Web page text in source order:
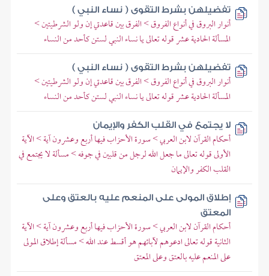
تفضيلهن بشرط التقوى ( نساء النبي )
أنوار البروق في أنواع الفروق > الفرق بين قاعدتي إن ولو الشرطيتين >
المسألة الحادية عشر قوله تعالى يا نساء النبي لستن كأحد من النساء
تفضيلهن بشرط التقوى ( نساء النبي )
أنوار البروق في أنواع الفروق > الفرق بين قاعدتي إن ولو الشرطيتين >
المسألة الحادية عشر قوله تعالى يا نساء النبي لستن كأحد من النساء
لا يجتمع في القلب الكفر والإيمان
أحكام القرآن لابن العربي > سورة الأحزاب فيها أربع وعشرون آية > الآية
الأولى قوله تعالى ما جعل الله لرجل من قلبين في جوفه > مسألة لا يجتمع في
القلب الكفر والإيمان
إطلاق المولى على المنعم عليه بالعتق وعلى
المعتق
أحكام القرآن لابن العربي > سورة الأحزاب فيها أربع وعشرون آية > الآية
الثانية قوله تعالى ادعوهم لآبائهم هو أقسط عند الله > مسألة إطلاق المولى
على المنعم عليه بالعتق وعلى المعتق